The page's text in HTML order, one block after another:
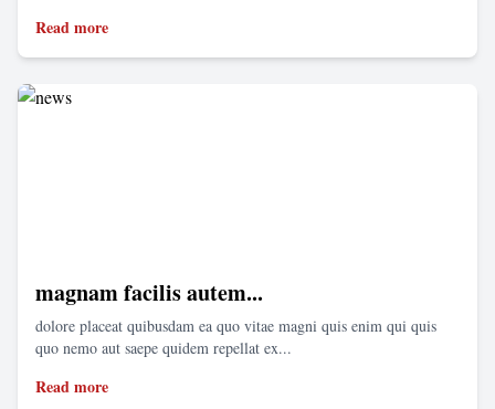
Read more
magnam facilis autem...
dolore placeat quibusdam ea quo vitae magni quis enim qui quis
quo nemo aut saepe quidem repellat ex...
Read more